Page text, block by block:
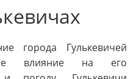
города Гулькевичей
влияние на его